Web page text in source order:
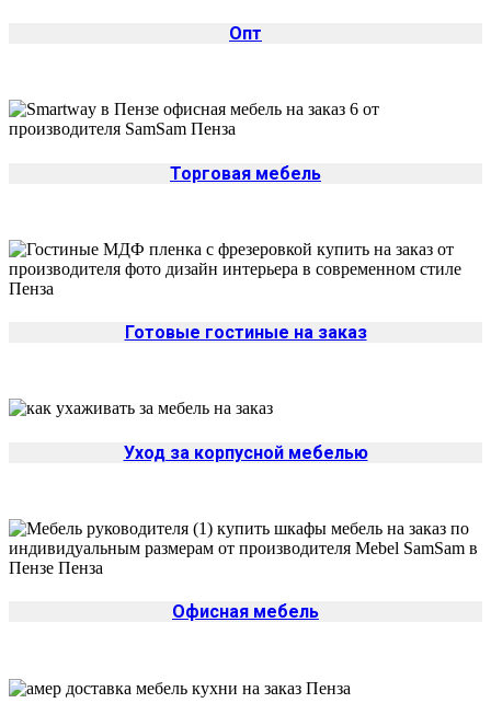
Опт
Торговая мебель
Готовые гостиные на заказ
Уход за корпусной мебелью
Офисная мебель